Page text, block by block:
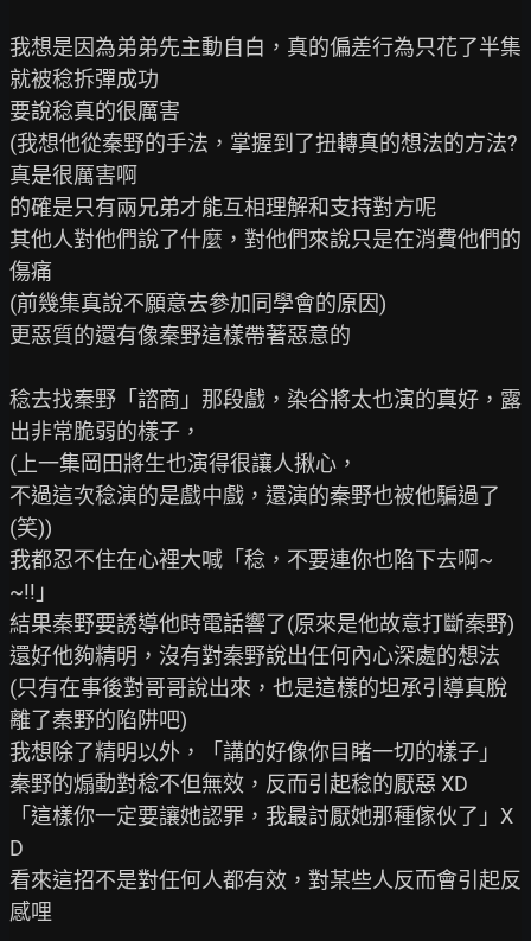
我想是因為弟弟先主動自白，真的偏差行為只花了半集
就被稔拆彈成功
要說稔真的很厲害
(我想他從秦野的手法，掌握到了扭轉真的想法的方法?
真是很厲害啊
的確是只有兩兄弟才能互相理解和支持對方呢
其他人對他們說了什麼，對他們來說只是在消費他們的
傷痛
(前幾集真說不願意去參加同學會的原因)
更惡質的還有像秦野這樣帶著惡意的
稔去找秦野「諮商」那段戲，染谷將太也演的真好，露
出非常脆弱的樣子，
(上一集岡田將生也演得很讓人揪心，
不過這次稔演的是戲中戲，還演的秦野也被他騙過了
(笑))
我都忍不住在心裡大喊「稔，不要連你也陷下去啊~
~!!」
結果秦野要誘導他時電話響了(原來是他故意打斷秦野)
還好他夠精明，沒有對秦野說出任何內心深處的想法
(只有在事後對哥哥說出來，也是這樣的坦承引導真脫
離了秦野的陷阱吧)
我想除了精明以外，「講的好像你目睹一切的樣子」
秦野的煽動對稔不但無效，反而引起稔的厭惡 XD
「這樣你一定要讓她認罪，我最討厭她那種傢伙了」X
D
看來這招不是對任何人都有效，對某些人反而會引起反
感哩